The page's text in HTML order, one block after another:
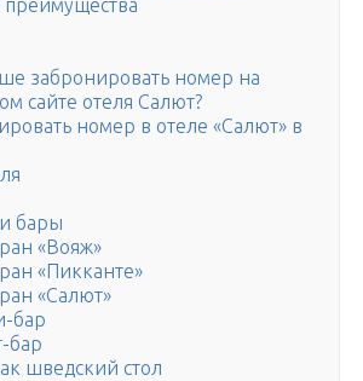
забронировать номер на
сайте отеля Салют?
номер в отеле «Салют» в
бары
«Вояж»
«Пикканте»
«Салют»
бар
бар
шведский стол